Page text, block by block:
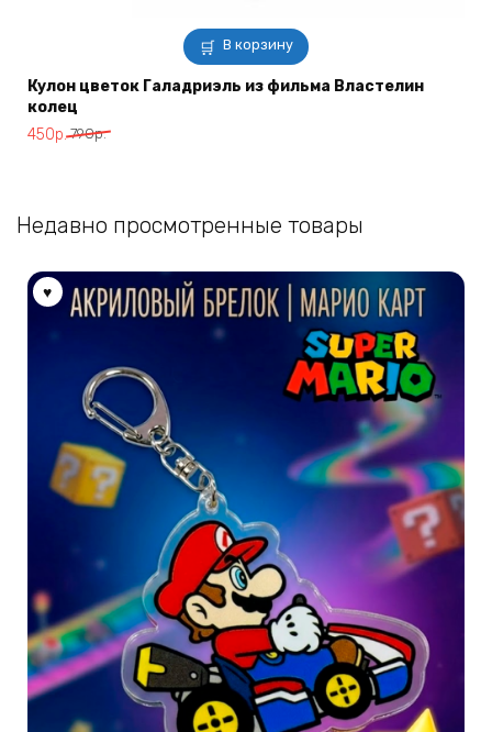
В корзину
Кулон цветок Галадриэль из фильма Властелин
колец
790р.
Первоначальная
450р.
Текущая
Недавно просмотренные товары